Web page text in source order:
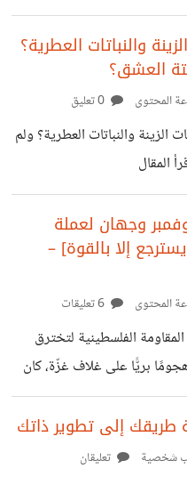
https://
والنباتات العطرية؟
العشق؟
المحتوى
والنباتات العطرية؟ ولم
هي النبتة العشق؟ اقرأ المقال
https://
07/%d9%85%d9%86-
وجهان لعملة
إلا بالقوة] –
المحتوى
الفلسطينية لتخترق
بريًّا على غلاف غزّة، كان
ووسائل التواصل
7 أكتوبر. أكمل المقال على مدوّنتي
https://
شخصية تعليقان